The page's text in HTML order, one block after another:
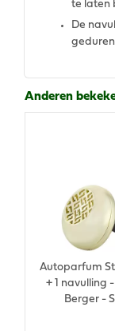
te laten
De
Anderen
Autoparfum
+ 1 navulling
Berger -